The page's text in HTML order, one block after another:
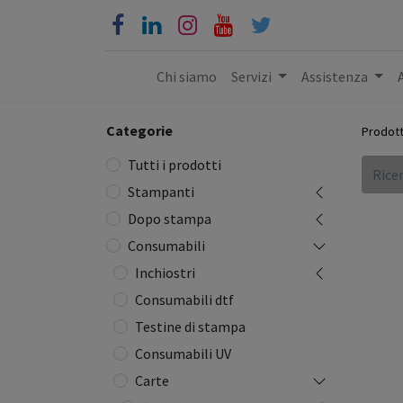
Chi siamo Servizi Assistenza
Categorie
Tutti i prodotti
Stampanti
Dopo stampa
Consumabili
Inchiostri
Consumabili dtf
Testine di stampa
Consumabili UV
Carte